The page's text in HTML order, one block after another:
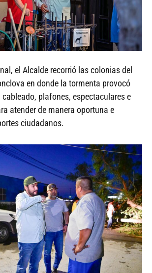
el Alcalde recorrió las colonias del
en donde la tormenta provocó
plafones, espectaculares e
atender de manera oportuna e
ciudadanos.